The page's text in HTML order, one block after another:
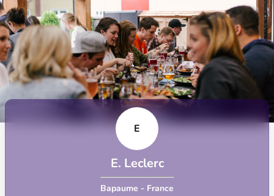
E
E. Leclerc
Bapaume - France